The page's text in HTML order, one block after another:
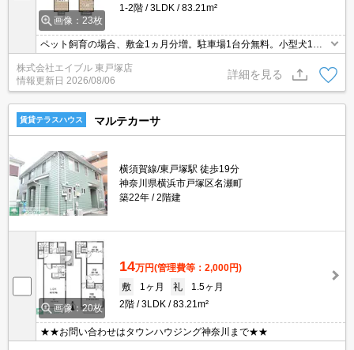
画像：23枚
1-2階
3LDK 83.21m²
ペット飼育の場合、敷金1ヵ月分増。駐車場1台分無料。小型犬1匹
1年毎。戸建感覚のテラスハウス。原付バイク応相談。
株式会社エイブル 東戸塚店
情報更新日 2026/08/06
詳細を見る
賃貸テラスハウス マルテカーサ
横須賀線/東戸塚駅 徒歩19分
神奈川県横浜市戸塚区名瀬町
築22年
2階建
画像：20枚
14万円(管理費等：2,000円)
敷
1ヶ月 礼
1.5ヶ月
2階
3LDK 83.21m²
★★お問い合わせはタウンハウジング神奈川まで★★